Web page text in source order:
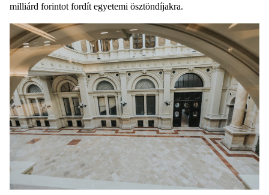
milliárd forintot fordít egyetemi ösztöndíjakra.